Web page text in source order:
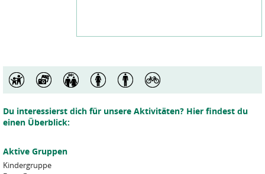
Du interessierst dich für unsere Aktivitäten? Hier findest du
einen Überblick:
Aktive Gruppen
Kindergruppe